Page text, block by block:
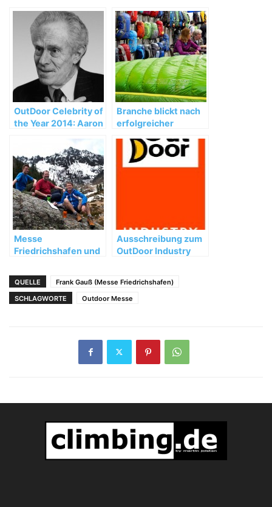
OutDoor Celebrity of
the Year 2014: Aaron
Branche blickt nach
erfolgreicher
zuversichtlich in die
Zukunft
Messe
Friedrichshafen und
Group beschließen
Partnerschaft für die
Zukunft
Ausschreibung zum
OutDoor Industry
QUELLE
Frank Gauß (Messe Friedrichshafen)
SCHLAGWORTE
Outdoor Messe